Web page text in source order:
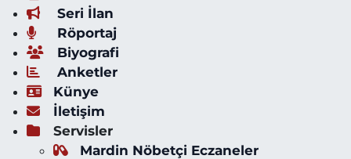
Seri İlan
Röportaj
Biyografi
Anketler
Künye
İletişim
Servisler
Mardin Nöbetçi Eczaneler